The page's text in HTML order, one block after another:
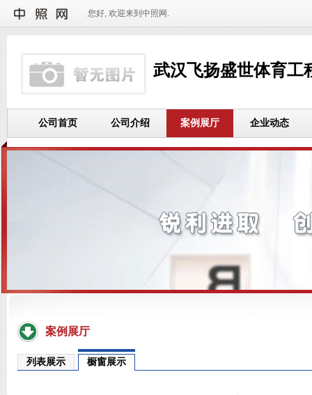
您好, 欢迎来到中照网.
武汉飞扬盛世体育工
公司首页 公司介绍 案例展厅 企业动态
案例展厅
列表展示 橱窗展示